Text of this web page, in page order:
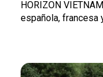
HORIZON
española, francesa